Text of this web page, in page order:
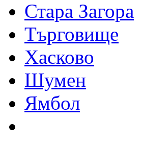
Стара Загора
Търговище
Хасково
Шумен
Ямбол